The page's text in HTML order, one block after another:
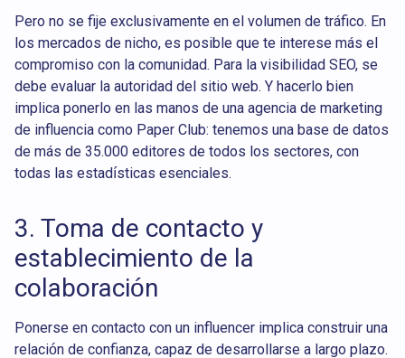
Pero no se fije exclusivamente en el volumen de tráfico. En
los mercados de nicho, es posible que te interese más el
compromiso con la comunidad. Para la visibilidad SEO, se
debe evaluar la autoridad del sitio web. Y hacerlo bien
implica ponerlo en las manos de una agencia de marketing
de influencia como Paper Club: tenemos una base de datos
de más de 35.000 editores de todos los sectores, con
todas las estadísticas esenciales.
3. Toma de contacto y
establecimiento de la
colaboración
Ponerse en contacto con un influencer implica construir una
relación de confianza, capaz de desarrollarse a largo plazo.